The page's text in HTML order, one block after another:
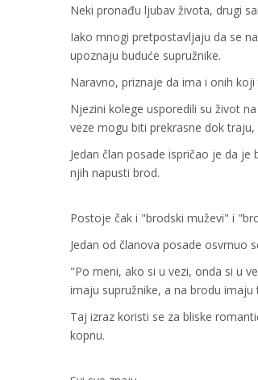
Neki pronađu ljubav života, drugi
Iako mnogi pretpostavljaju da se
upoznaju buduće supružnike.
Naravno, priznaje da ima i onih
Njezini kolege usporedili su život
veze mogu biti prekrasne dok
Jedan član posade ispričao je da
njih napusti brod.
Postoje čak i "brodski muževi" i
Jedan od članova posade osvrnuo
"Po meni, ako si u vezi, onda si u
imaju supružnike, a na brodu
Taj izraz koristi se za bliske
kopnu.